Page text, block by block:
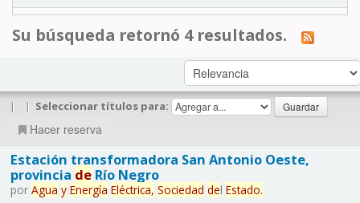
Su búsqueda retornó 4 resultados.
| | Seleccionar títulos para:
Hacer reserva
Estación transformadora San Antonio Oeste,
provincia deRío Negro
por Agua y Energía Eléctrica, Sociedad del Estado.